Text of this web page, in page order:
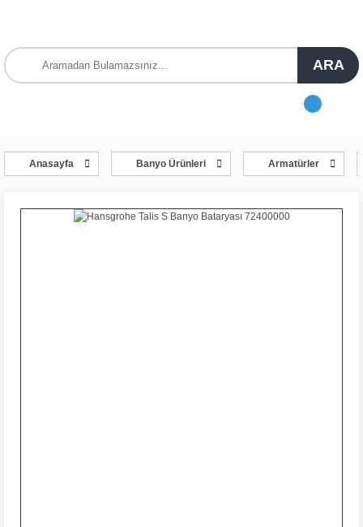
ARA
Anasayfa Banyo Ürünleri Armatürler